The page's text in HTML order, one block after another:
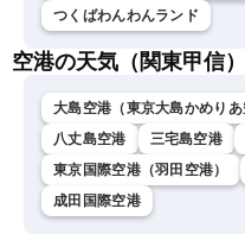
つくばわんわんランド
空港の天気（関東甲信）
大島空港（東京大島かめりあ
八丈島空港
三宅島空港
東京国際空港（羽田空港）
成田国際空港